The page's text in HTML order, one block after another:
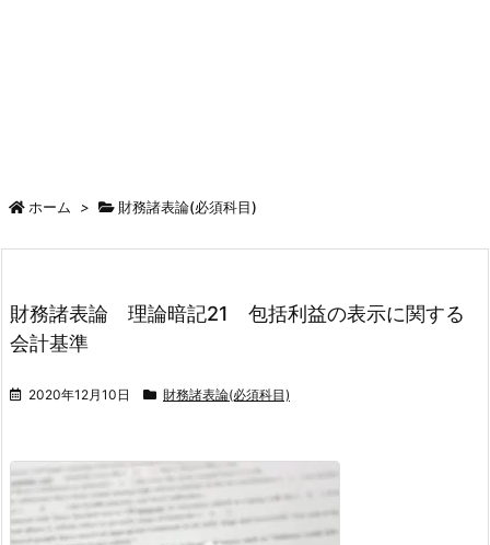
ホーム > 財務諸表論(必須科目)
財務諸表論 理論暗記21 包括利益の表示に関する
会計基準
2020年12月10日 財務諸表論(必須科目)